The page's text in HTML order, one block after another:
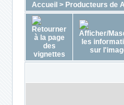
Accueil > Producteurs de